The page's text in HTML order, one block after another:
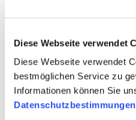
Diese Webseite verwendet
Diese Webseite verwendet
bestmöglichen Service zu
Informationen können Sie
Datenschutzbestimmungen
die grosse
Ständige
Standardisierung
Widerspruch. Das
zeigt, dass